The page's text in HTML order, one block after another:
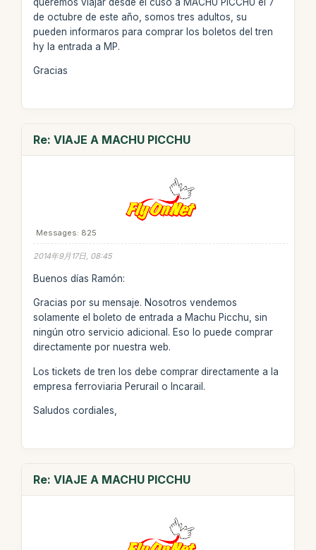
de octubre de este año, somos tres adultos, su
pueden informaros para comprar los boletos del tren
hy la entrada a MP.
Gracias
Re: VIAJE A MACHU PICCHU
Messages: 825
2014年9月17日, 08:45
Buenos días Ramón:
Gracias por su mensaje. Nosotros vendemos
solamente el boleto de entrada a Machu Picchu, sin
ningún otro servicio adicional. Eso lo puede comprar
directamente por nuestra web.
Los tickets de tren los debe comprar directamente a la
empresa ferroviaria Perurail o Incarail.
Saludos cordiales,
Re: VIAJE A MACHU PICCHU